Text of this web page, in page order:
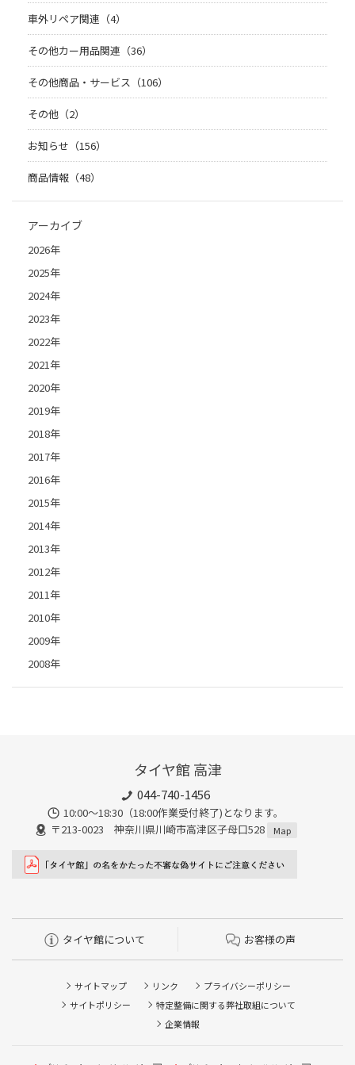
車外リペア関連（4）
その他カー用品関連（36）
その他商品・サービス（106）
その他（2）
お知らせ（156）
商品情報（48）
アーカイブ
2026年
2025年
2024年
2023年
2022年
2021年
2020年
2019年
2018年
2017年
2016年
2015年
2014年
2013年
2012年
2011年
2010年
2009年
2008年
タイヤ館 高津
044-740-1456
10:00～18:30（18:00作業受付終了)となります。
〒213-0023 神奈川県川崎市高津区子母口528
Map
タイヤ館について お客様の声
サイトマップ リンク
プライバシーポリシー
サイトポリシー
特定整備に関する弊社取組について
企業情報